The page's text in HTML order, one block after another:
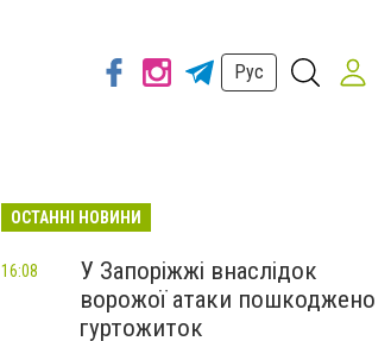
Рус
ОСТАННІ НОВИНИ
У Запоріжжі внаслідок
ворожої атаки пошкоджено
гуртожиток
16:08